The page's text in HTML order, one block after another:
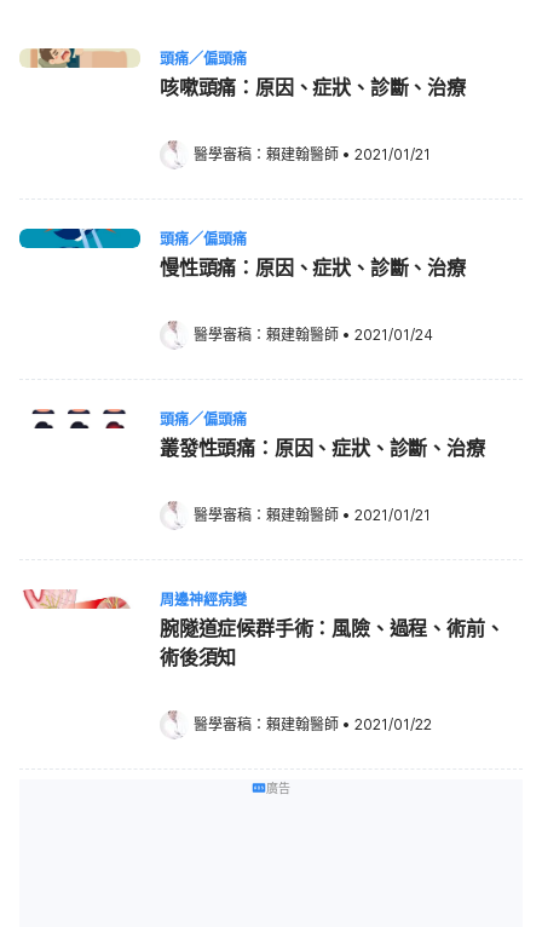
頭痛／偏頭痛
咳嗽頭痛：原因、症狀、診斷、治療
醫學審稿： 賴建翰醫師 • 2021/01/21
頭痛／偏頭痛
慢性頭痛：原因、症狀、診斷、治療
醫學審稿： 賴建翰醫師 • 2021/01/24
頭痛／偏頭痛
叢發性頭痛：原因、症狀、診斷、治療
醫學審稿： 賴建翰醫師 • 2021/01/21
周邊神經病變
腕隧道症候群手術：風險、過程、術前、
術後須知
醫學審稿： 賴建翰醫師 • 2021/01/22
廣告